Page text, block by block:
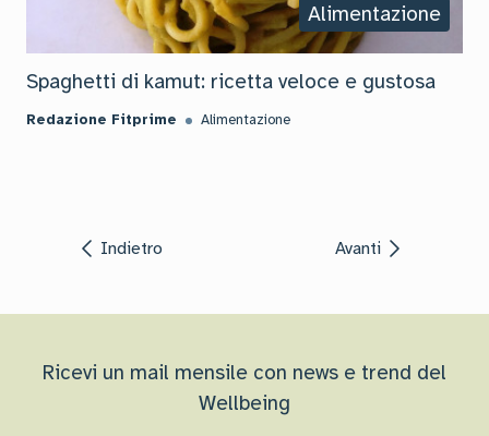
Alimentazione
Spaghetti di kamut: ricetta veloce e gustosa
Redazione Fitprime Alimentazione
Indietro Avanti
Ricevi un mail mensile con news e trend del
Wellbeing